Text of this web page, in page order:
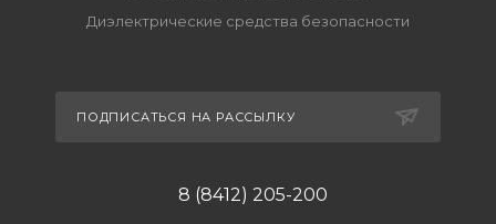
Диэлектрические средства безопасности
ПОДПИСАТЬСЯ НА РАССЫЛКУ
8 (8412) 205-200